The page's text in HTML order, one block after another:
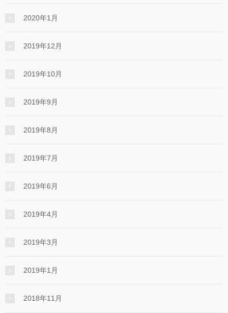
2020年1月
2019年12月
2019年10月
2019年9月
2019年8月
2019年7月
2019年6月
2019年4月
2019年3月
2019年1月
2018年11月